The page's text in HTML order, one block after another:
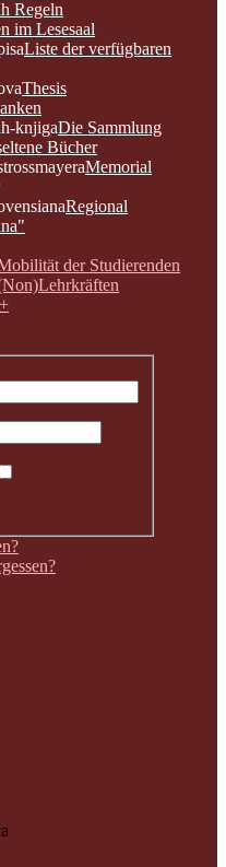
Regeln
im Lesesaal
Liste der verfügbaren
Thesis
Die Sammlung
Bücher
Memorial
Regional
der Studierenden